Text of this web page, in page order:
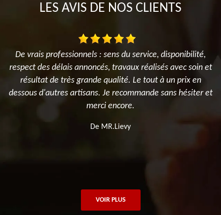
LES AVIS DE NOS CLIENTS
De vrais professionnels : sens du service, disponibilité,
respect des délais annoncés, travaux réalisés avec soin et
résultat de très grande qualité. Le tout à un prix en
dessous d'autres artisans. Je recommande sans hésiter et
merci encore.
De MR.Lievy
VOIR PLUS